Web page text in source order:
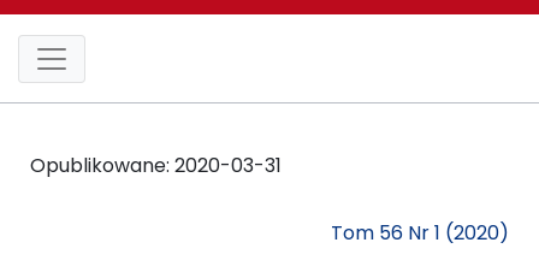
Opublikowane: 2020-03-31
Tom 56 Nr 1 (2020)